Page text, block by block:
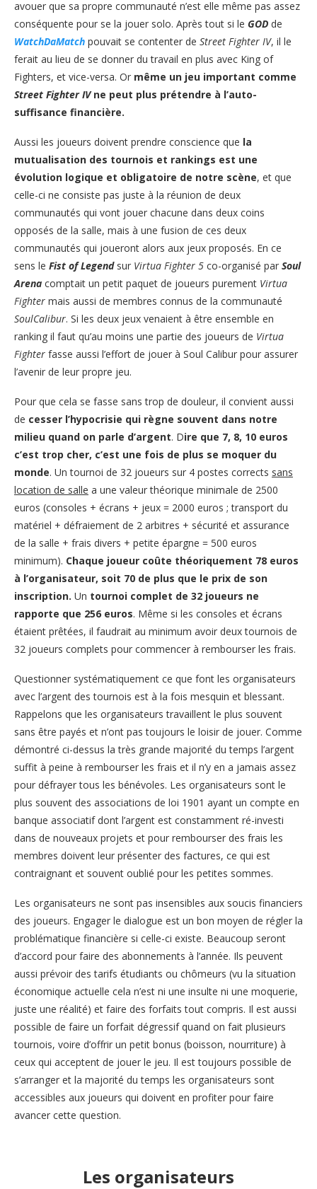
avouer que sa propre communauté n’est elle même pas assez
conséquente pour se la jouer solo. Après tout si le GOD de
WatchDaMatch pouvait se contenter de Street Fighter IV, il le
ferait au lieu de se donner du travail en plus avec King of
Fighters, et vice-versa. Or même un jeu important comme
Street Fighter IVne peut plus prétendre à l’auto-
suffisance financière.
Aussi les joueurs doivent prendre conscience que la
mutualisation des tournois et rankings est une
évolution logique et obligatoire de notre scène, et que
celle-ci ne consiste pas juste à la réunion de deux
communautés qui vont jouer chacune dans deux coins
opposés de la salle, mais à une fusion de ces deux
communautés qui joueront alors aux jeux proposés. En ce
sens le Fist of Legendsur Virtua Fighter 5 co-organisé par Soul
Arena comptait un petit paquet de joueurs purement Virtua
Fighter mais aussi de membres connus de la communauté
SoulCalibur. Si les deux jeux venaient à être ensemble en
ranking il faut qu’au moins une partie des joueurs de Virtua
Fighter fasse aussi l’effort de jouer à Soul Calibur pour assurer
l’avenir de leur propre jeu.
Pour que cela se fasse sans trop de douleur, il convient aussi
de cesser l’hypocrisie qui règne souvent dans notre
milieu quand on parle d’argent. Dire que 7, 8, 10 euros
c’est trop cher, c’est une fois de plus se moquer du
monde. Un tournoi de 32 joueurs sur 4 postes corrects sans
location de salle a une valeur théorique minimale de 2500
euros (consoles + écrans + jeux = 2000 euros ; transport du
matériel + défraiement de 2 arbitres + sécurité et assurance
de la salle + frais divers + petite épargne = 500 euros
minimum). Chaque joueur coûte théoriquement 78 euros
à l’organisateur, soit 70 de plus que le prix de son
inscription. Un tournoi complet de 32 joueurs ne
rapporte que 256 euros. Même si les consoles et écrans
étaient prêtées, il faudrait au minimum avoir deux tournois de
32 joueurs complets pour commencer à rembourser les frais.
Questionner systématiquement ce que font les organisateurs
avec l’argent des tournois est à la fois mesquin et blessant.
Rappelons que les organisateurs travaillent le plus souvent
sans être payés et n’ont pas toujours le loisir de jouer. Comme
démontré ci-dessus la très grande majorité du temps l’argent
suffit à peine à rembourser les frais et il n’y en a jamais assez
pour défrayer tous les bénévoles. Les organisateurs sont le
plus souvent des associations de loi 1901 ayant un compte en
banque associatif dont l’argent est constamment ré-investi
dans de nouveaux projets et pour rembourser des frais les
membres doivent leur présenter des factures, ce qui est
contraignant et souvent oublié pour les petites sommes.
Les organisateurs ne sont pas insensibles aux soucis financiers
des joueurs. Engager le dialogue est un bon moyen de régler la
problématique financière si celle-ci existe. Beaucoup seront
d’accord pour faire des abonnements à l’année. Ils peuvent
aussi prévoir des tarifs étudiants ou chômeurs (vu la situation
économique actuelle cela n’est ni une insulte ni une moquerie,
juste une réalité) et faire des forfaits tout compris. Il est aussi
possible de faire un forfait dégressif quand on fait plusieurs
tournois, voire d’offrir un petit bonus (boisson, nourriture) à
ceux qui acceptent de jouer le jeu. Il est toujours possible de
s’arranger et la majorité du temps les organisateurs sont
accessibles aux joueurs qui doivent en profiter pour faire
avancer cette question.
Les organisateurs